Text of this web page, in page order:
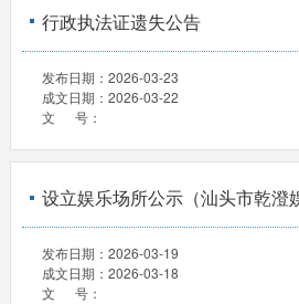
行政执法证遗失公告
发布日期： 2026-03-23
成文日期： 2026-03-22
文 号：
设立娱乐场所公示（汕头市乾澄
发布日期： 2026-03-19
成文日期： 2026-03-18
文 号：